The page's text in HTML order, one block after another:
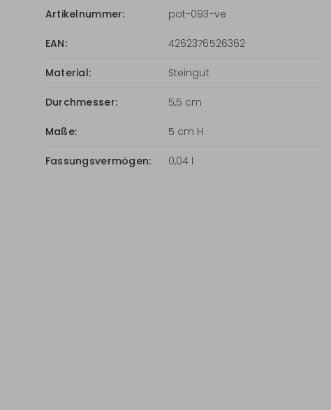
Artikelnummer: pot-093-ve
EAN: 4262376526362
Material: Steingut
Durchmesser: 5,5 cm
Maße: 5 cm H
Fassungsvermögen: 0,04 l